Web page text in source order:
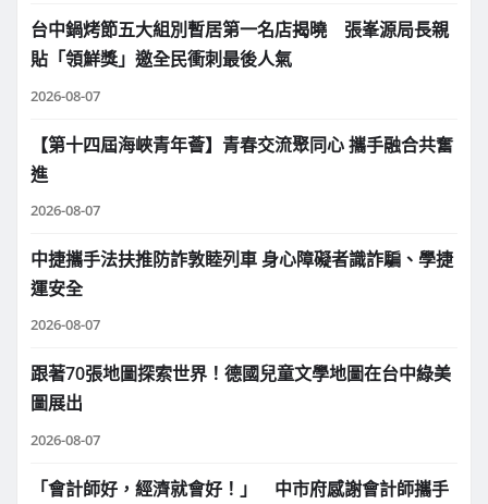
台中鍋烤節五大組別暫居第一名店揭曉 張峯源局長親
貼「領鮮獎」邀全民衝刺最後人氣
2026-08-07
【第十四屆海峽青年薈】青春交流聚同心 攜手融合共奮
進
2026-08-07
中捷攜手法扶推防詐敦睦列車 身心障礙者識詐騙、學捷
運安全
2026-08-07
跟著70張地圖探索世界！德國兒童文學地圖在台中綠美
圖展出
2026-08-07
「會計師好，經濟就會好！」 中市府感謝會計師攜手